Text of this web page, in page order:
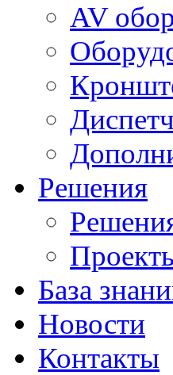
AV
Решения
База
Новости
Контакты